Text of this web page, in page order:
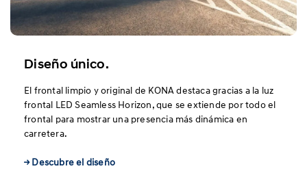
Diseño único.
El frontal limpio y original de KONA destaca gracias a la luz
frontal LED Seamless Horizon, que se extiende por todo el
frontal para mostrar una presencia más dinámica en
carretera.
→ Descubre el diseño